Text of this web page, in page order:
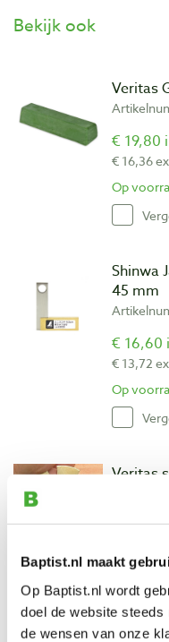
Baptist.nl maakt
Op Baptist.nl wordt
doel de website steeds
de wensen van onze
Bekijk ook
Veritas
€ 19,80
€ 16,36
Op
Shinwa
45 mm
€ 16,60
€ 13,72
Op
Veritas
€ 18,00
Op